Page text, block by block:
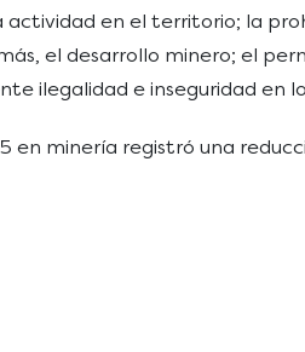
en el territorio; la
el desarrollo minero; el
ilegalidad e inseguridad en
en minería registró una